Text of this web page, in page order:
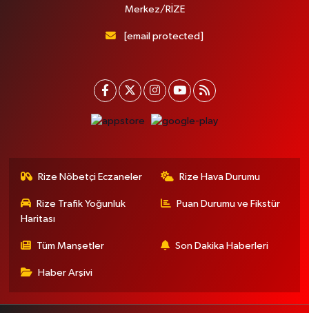
Merkez/RİZE
[email protected]
Rize Nöbetçi Eczaneler Rize Hava Durumu
Rize Trafik Yoğunluk
Haritası
Puan Durumu ve Fikstür
Tüm Manşetler Son Dakika Haberleri
Haber Arşivi